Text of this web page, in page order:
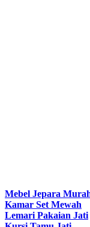
Mebel Jepara
Kamar Set Mewah
Lemari Pakaian Jati